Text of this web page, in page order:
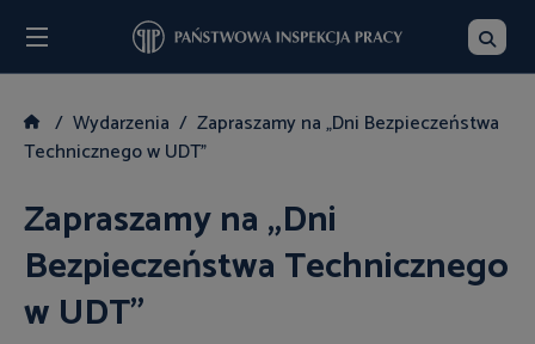
Wydarzenia
Zapraszamy na „Dni Bezpieczeństwa
Technicznego w UDT”
Zapraszamy na „Dni
Bezpieczeństwa Technicznego
w UDT”
Szukaj